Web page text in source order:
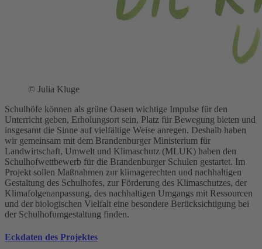
© Julia Kluge
Schulhöfe können als grüne Oasen wichtige Impulse für den
Unterricht geben, Erholungsort sein, Platz für Bewegung bieten und
insgesamt die Sinne auf vielfältige Weise anregen. Deshalb haben
wir gemeinsam mit dem Brandenburger Ministerium für
Landwirtschaft, Umwelt und Klimaschutz (MLUK) haben den
Schulhofwettbewerb für die Brandenburger Schulen gestartet. Im
Projekt sollen Maßnahmen zur klimagerechten und nachhaltigen
Gestaltung des Schulhofes, zur Förderung des Klimaschutzes, der
Klimafolgenanpassung, des nachhaltigen Umgangs mit Ressourcen
und der biologischen Vielfalt eine besondere Berücksichtigung bei
der Schulhofumgestaltung finden.
Eckdaten des Projektes